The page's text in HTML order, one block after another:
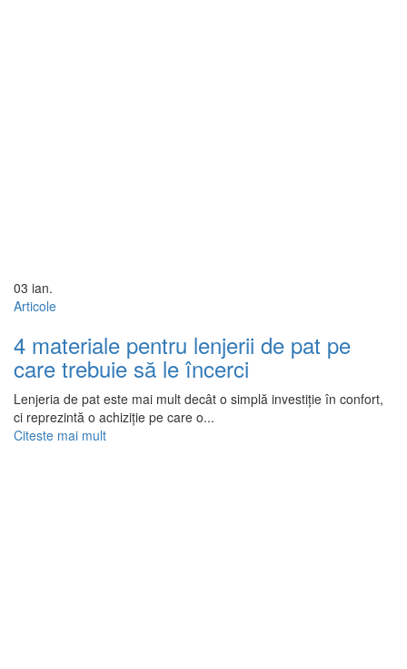
03 ian.
Articole
4 materiale pentru lenjerii de pat pe
care trebuie să le încerci
Lenjeria de pat este mai mult decât o simplă investiție în confort,
ci reprezintă o achiziție pe care o...
Citeste mai mult